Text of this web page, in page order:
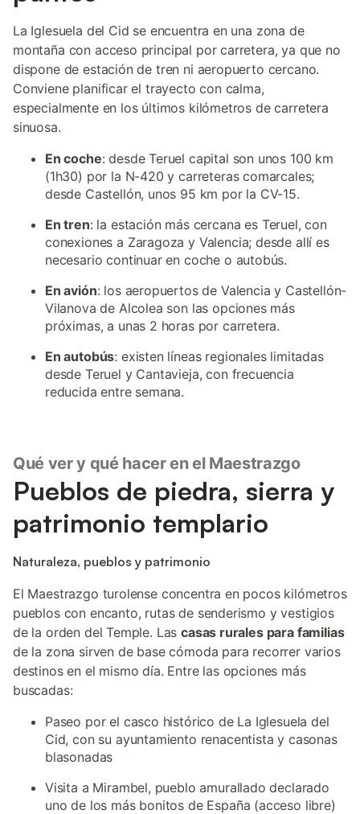
La Iglesuela del Cid se encuentra en una zona de
montaña con acceso principal por carretera, ya que no
dispone de estación de tren ni aeropuerto cercano.
Conviene planificar el trayecto con calma,
especialmente en los últimos kilómetros de carretera
sinuosa.
En coche: desde Teruel capital son unos 100 km
(1h30) por la N-420 y carreteras comarcales;
desde Castellón, unos 95 km por la CV-15.
En tren: la estación más cercana es Teruel, con
conexiones a Zaragoza y Valencia; desde allí es
necesario continuar en coche o autobús.
En avión: los aeropuertos de Valencia y Castellón-
Vilanova de Alcolea son las opciones más
próximas, a unas 2 horas por carretera.
En autobús: existen líneas regionales limitadas
desde Teruel y Cantavieja, con frecuencia
reducida entre semana.
Qué ver y qué hacer en el Maestrazgo
Pueblos de piedra, sierra y
patrimonio templario
Naturaleza, pueblos y patrimonio
El Maestrazgo turolense concentra en pocos kilómetros
pueblos con encanto, rutas de senderismo y vestigios
de la orden del Temple. Lascasas rurales para familias
de la zona sirven de base cómoda para recorrer varios
destinos en el mismo día. Entre las opciones más
buscadas:
Paseo por el casco histórico de La Iglesuela del
Cid, con su ayuntamiento renacentista y casonas
blasonadas
Visita a Mirambel, pueblo amurallado declarado
uno de los más bonitos de España (acceso libre)